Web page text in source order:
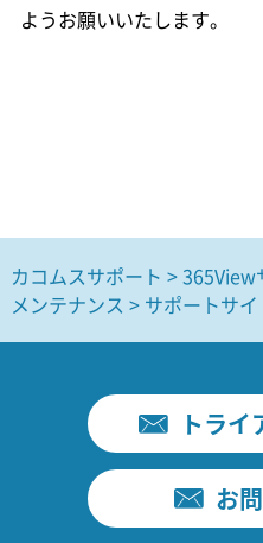
ようお願いいたします。
カコムスサポート 365View
メンテナンス
サポートサ
トライ
お